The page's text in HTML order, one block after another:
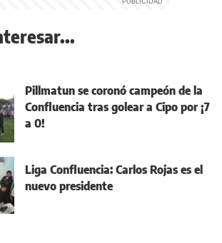
Pillmatun se coronó campeón de la
Confluencia tras golear a Cipo por ¡7
a 0!
Liga Confluencia: Carlos Rojas es el
nuevo presidente